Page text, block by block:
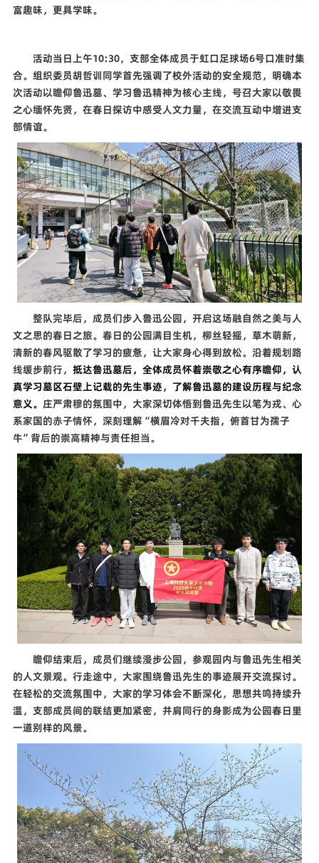
富趣味，更具学味。
活动当日上午10:30，支部全体成员于虹口足球场6号口准时集
合。组织委员胡哲训同学首先强调了校外活动的安全规范，明确本
次活动以瞻仰鲁迅墓、学习鲁迅精神为核心主线，号召大家以敬畏
之心缅怀先贤，在春日探访中感受人文力量，在交流互动中增进支
部情谊。
整队完毕后，成员们步入鲁迅公园，开启这场融自然之美与人
文之思的春日之旅。春日的公园满目生机，柳丝轻摇，草木萌新，
清新的春风驱散了学习的疲惫，让大家身心得到放松。沿着规划路
线缓步前行， 抵达鲁迅墓后，全体成员怀着崇敬之心有序瞻仰，认
真学习墓区石壁上记载的先生事迹，了解鲁迅墓的建设历程与纪念
意义。 庄严肃穆的氛围中，大家深切体悟到鲁迅先生以笔为戎、心
系家国的赤子情怀，深刻理解 “横眉冷对千夫指，俯首甘为孺子
牛” 背后的崇高精神与责任担当。
瞻仰结束后，成员们继续漫步公园，参观园内与鲁迅先生相关
的人文景观。行走途中，大家围绕鲁迅先生的事迹展开交流探讨。
在轻松的交流氛围中，大家的学习体会不断深化，思想共鸣持续升
温，支部成员间的联结更加紧密，并肩同行的身影成为公园春日里
一道别样的风景。